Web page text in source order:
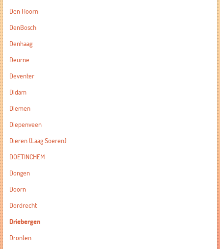
Den Hoorn
DenBosch
Denhaag
Deurne
Deventer
Didam
Diemen
Diepenveen
Dieren (Laag Soeren)
DOETINCHEM
Dongen
Doorn
Dordrecht
Driebergen
Dronten